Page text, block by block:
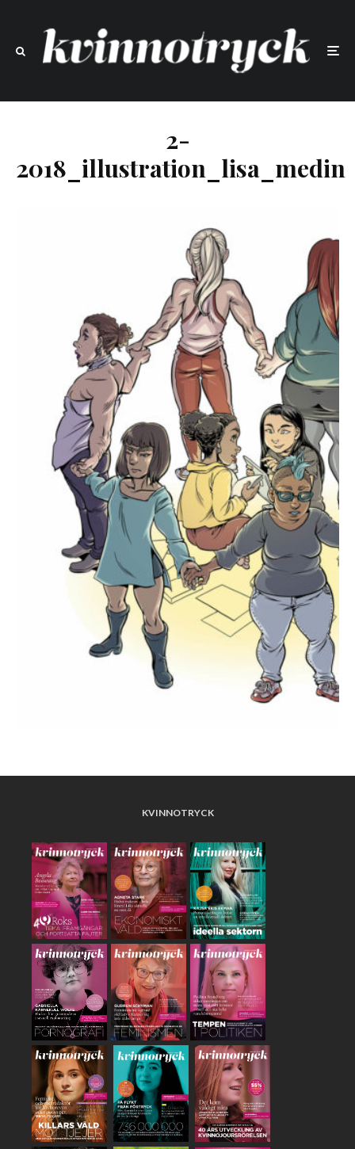
2-
2018_illustration_lisa_medin
KVINNOTRYCK